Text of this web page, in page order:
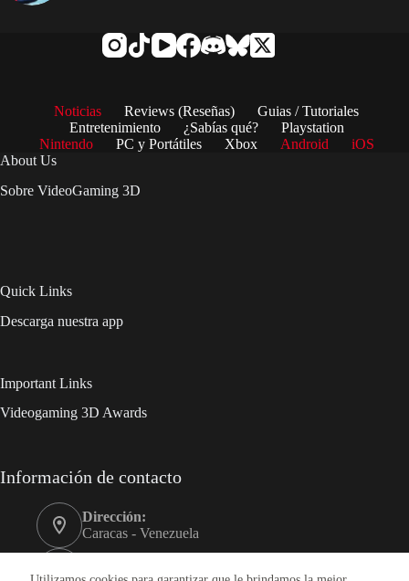
Noticias Reviews (Reseñas)
Guias / Tutoriales
Entretenimiento
¿Sabías qué?
Playstation
Nintendo
PC y Portátiles Xbox Android
iOS
About Us
Sobre VideoGaming 3D
Quick Links
Descarga nuestra app
Important Links
Videogaming 3D Awards
Información de contacto
Dirección:
Caracas - Venezuela